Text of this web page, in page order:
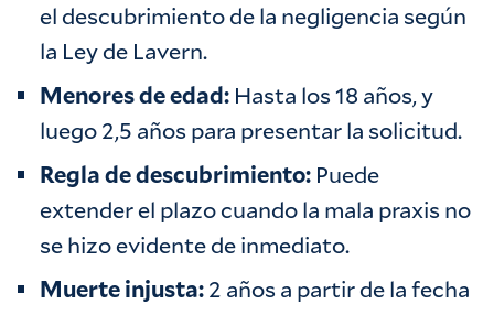
el descubrimiento de la negligencia según
la Ley de Lavern.
Menores de edad: Hasta los 18 años, y
luego 2,5 años para presentar la solicitud.
Regla de descubrimiento: Puede
extender el plazo cuando la mala praxis no
se hizo evidente de inmediato.
Muerte injusta:2 años a partir de la fecha